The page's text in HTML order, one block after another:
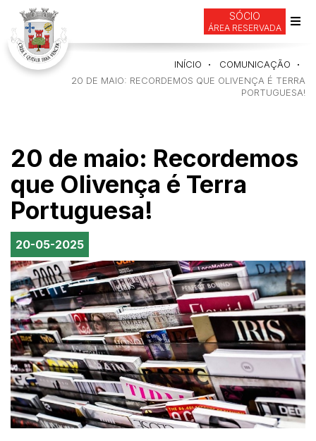
SÓCIO
ÁREA RESERVADA
INÍCIO
COMUNICAÇÃO
20 DE MAIO: RECORDEMOS QUE OLIVENÇA É TERRA
PORTUGUESA!
20 de maio: Recordemos
que Olivença é Terra
Portuguesa!
20-05-2025